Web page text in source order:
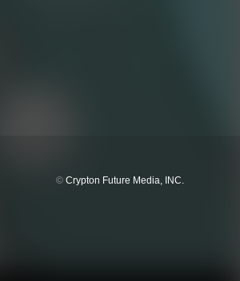
© Crypton Future Media, INC.